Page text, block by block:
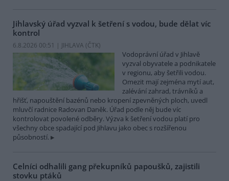
Jihlavský úřad vyzval k šetření s vodou, bude dělat víc
kontrol
6.8.2026 00:51 | JIHLAVA (ČTK)
Vodoprávní úřad v Jihlavě
vyzval obyvatele a podnikatele
v regionu, aby šetřili vodou.
Omezit mají zejména mytí aut,
zalévání zahrad, trávníků a
hřišť, napouštění bazénů nebo kropení zpevněných ploch, uvedl
mluvčí radnice Radovan Daněk. Úřad podle něj bude víc
kontrolovat povolené odběry. Výzva k šetření vodou platí pro
všechny obce spadající pod Jihlavu jako obec s rozšířenou
působností.
Celníci odhalili gang překupníků papoušků, zajistili
stovku ptáků